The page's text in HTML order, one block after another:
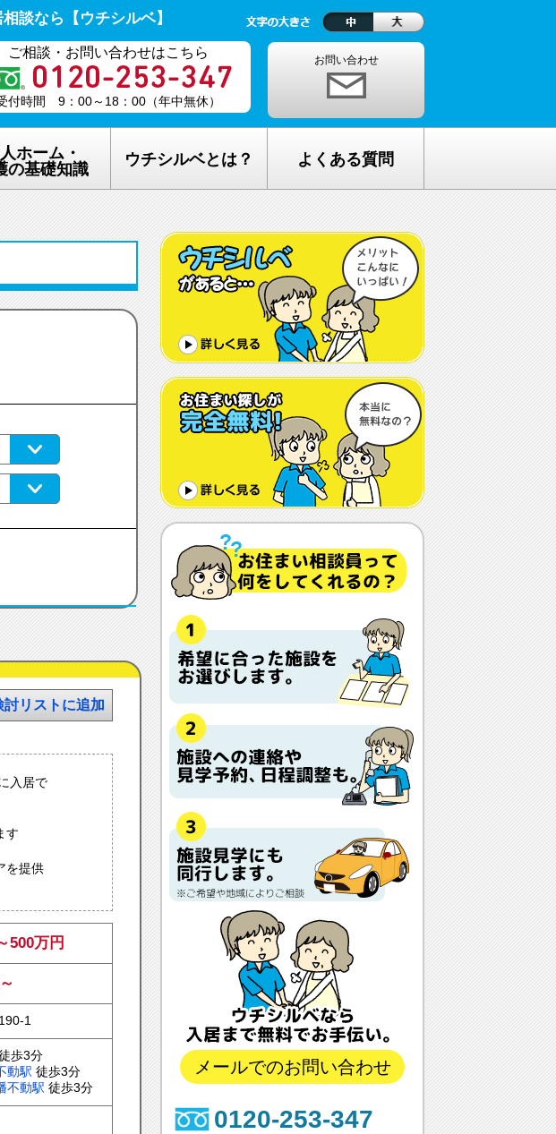
談なら【ウチシルベ】
ご相談・お問い合わせはこちら
付時間 9：00～18：00（年中無休）
お問い合わせ
ホーム・
の基礎知識
み
スについて
て
ウチシルベとは？
老人ホーム探しが完全無料の理由
老人ホーム探し無料相談の流れ
ウチシルベのメリット
ウチシルベFC加盟について
よくある質問
老人ホームの種類が複雑でわからな
い・・
どんな人が入居しているの？
希望してもなかなか入れないのでは？
体調や病状が悪化しても最後まで住め
ますか？
認知症でも入れますか？
入居金が無料～何千万円と大きな差が
あるけど、どこが違うの？
入居するとどんな人がサービスをして
くれるの？
本当に相談無料？
他の紹介会社と「ウチシルベ」はどう
違うの？aa
討リストに追加
入居で
す
を提供
500万円
1
歩3分
動駅 徒歩3分
不動駅 徒歩3分
メールでのお問い合わせ
0120-253-347